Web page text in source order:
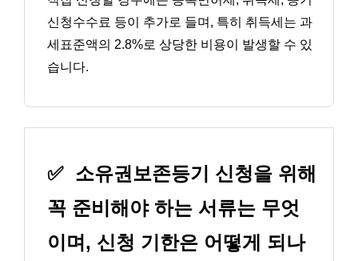
신청수수료 등이 추가로 들며, 특히 취득세는 과
세표준액의 2.8%로 상당한 비용이 발생할 수 있
습니다.
✅ 소유권보존등기 신청을 위해
꼭 준비해야 하는 서류는 무엇
이며, 신청 기한은 어떻게 되나